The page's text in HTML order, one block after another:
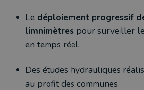
Le déploiement progressif
limnimètres pour surveiller
en temps réel.
Des études hydrauliques
au profit des communes